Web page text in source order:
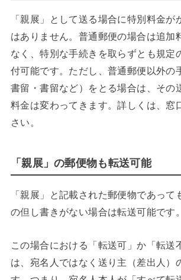
「親展」として送る場合に特別料金が
はありません。普通郵便の場合は追加
なく、特別な手続きを取らずとも規定
付可能です。ただし、普通郵便以外の
書留・書留など）をとる場合は、その
料金は変わってきます。詳しくは、窓
さい。
「親展」の郵便物も転送可能
「親展」と記載された郵便物であって
の但し書きがない場合は転送可能です。
この場合における「転送可」か「転送
は、宛名人ではなく送り主（差出人）